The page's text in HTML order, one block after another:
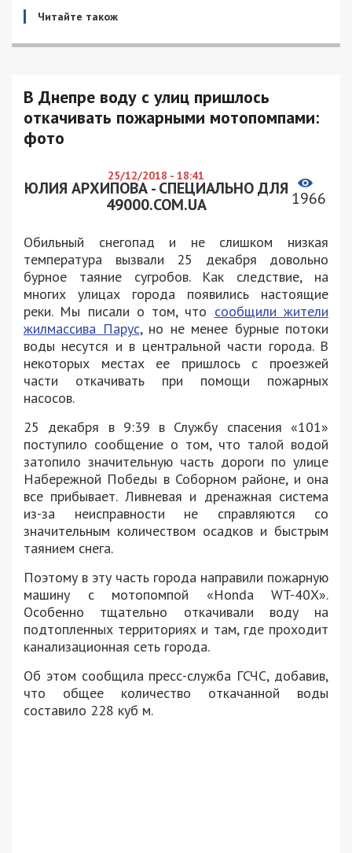
Читайте також
В Днепре воду с улиц пришлось
откачивать пожарными мотопомпами:
фото
25/12/2018 - 18:41
ЮЛИЯ АРХИПОВА - СПЕЦИАЛЬНО ДЛЯ
49000.COM.UA
1966
Обильный снегопад и не слишком низкая
температура вызвали 25 декабря довольно
бурное таяние сугробов. Как следствие, на
многих улицах города появились настоящие
реки. Мы писали о том, что сообщили жители
жилмассива Парус, но не менее бурные потоки
воды несутся и в центральной части города. В
некоторых местах ее пришлось с проезжей
части откачивать при помощи пожарных
насосов.
25 декабря в 9:39 в Службу спасения «101»
поступило сообщение о том, что талой водой
затопило значительную часть дороги по улице
Набережной Победы в Соборном районе, и она
все прибывает. Ливневая и дренажная система
из-за неисправности не справляются со
значительным количеством осадков и быстрым
таянием снега.
Поэтому в эту часть города направили пожарную
машину с мотопомпой «Honda WT-40X».
Особенно тщательно откачивали воду на
подтопленных территориях и там, где проходит
канализационная сеть города.
Об этом сообщила пресс-служба ГСЧС, добавив,
что общее количество откачанной воды
составило 228 куб м.